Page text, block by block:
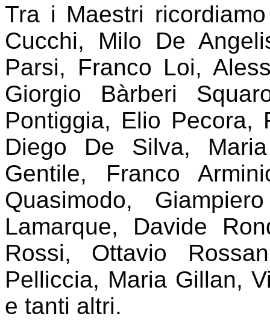
Tra i Maestri
Cucchi, Milo De
Parsi, Franco Loi,
Giorgio Bàrberi
Pontiggia, Elio Pecora,
Diego De Silva,
Gentile, Franco
Quasimodo,
Lamarque, Davide
Rossi, Ottavio
Pelliccia, Maria Gillan,
e tanti altri.